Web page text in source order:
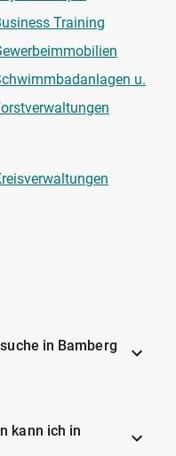
Training
u.
in Bamberg
kann ich in